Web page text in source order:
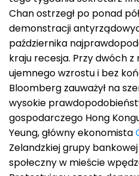
Chan ostrzegł po ponad
demonstracji
października
kraju recesja. Przy dwóch
ujemnego wzrostu i bez
Bloomberg zauważył na
wysokie
gospodarczego Hong
Yeung, główny ekonomista
Zelandzkiej grupy
społeczny w mieście